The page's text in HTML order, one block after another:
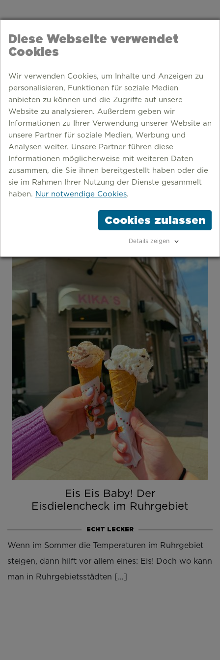
Diese Webseite verwendet
Cookies
Wir verwenden Cookies, um Inhalte und Anzeigen zu
personalisieren, Funktionen für soziale Medien
anbieten zu können und die Zugriffe auf unsere
Website zu analysieren. Außerdem geben wir
Informationen zu Ihrer Verwendung unserer Website an
unsere Partner für soziale Medien, Werbung und
Analysen weiter. Unsere Partner führen diese
Informationen möglicherweise mit weiteren Daten
zusammen, die Sie ihnen bereitgestellt haben oder die
sie im Rahmen Ihrer Nutzung der Dienste gesammelt
haben. Nur notwendige Cookies.
Cookies zulassen
Details zeigen
EISDIELE
Eis Eis Baby! Der
Eisdielencheck im Ruhrgebiet
ECHT LECKER
Wenn im Sommer die Temperaturen im Ruhrgebiet
steigen, dann hilft vor allem eines: Eis! Doch wo kann
man in Ruhrgebietsstädten […]